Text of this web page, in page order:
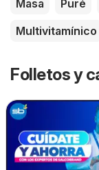
Masa Puré
Multivitamínico
Folletos y